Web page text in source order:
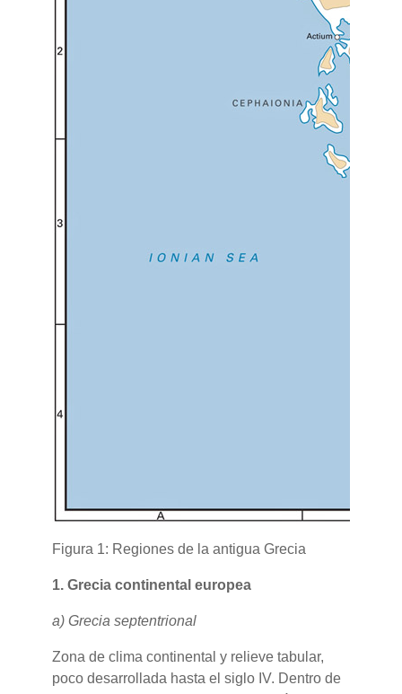
Figura 1: Regiones de la antigua Grecia
1. Grecia continental europea
a) Grecia septentrional
Zona de clima continental y relieve tabular,
poco desarrollada hasta el siglo IV. Dentro de